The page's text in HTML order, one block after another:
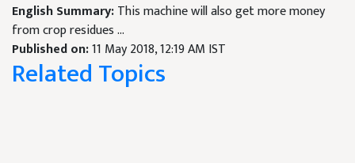
English Summary:This machine will also get more money
from crop residues ...
Published on:11 May 2018, 12:19 AM IST
Related Topics